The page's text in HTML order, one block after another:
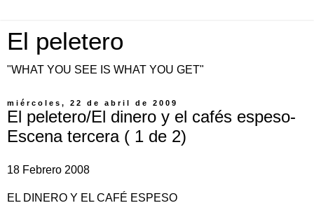
El peletero
"WHAT YOU SEE IS WHAT YOU GET"
miércoles, 22 de abril de 2009
El peletero/El dinero y el cafés espeso-
Escena tercera ( 1 de 2)
18 Febrero 2008
EL DINERO Y EL CAFÉ ESPESO